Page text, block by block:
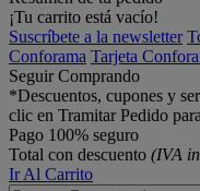
¡Tu carrito está vacío!
Suscríbete a la newsletter
Conforama Tarjeta
Seguir Comprando
*Descuentos, cupones y
clic en Tramitar Pedido
Pago 100% seguro
Total con descuento (IVA
Ir Al Carrito